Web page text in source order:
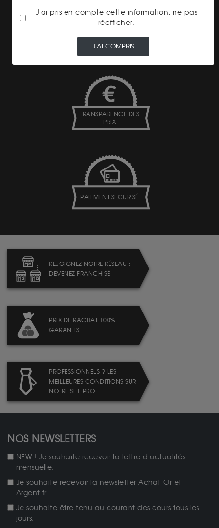
LIVRAISON ASSURÉE
TRANSPARENCE DES
PRIX
PAIEMENT SECURISÉ
REJOIGNEZ NOTRE RÉSEAU :
DEVENEZ FRANCHISÉ
PRIX DE RACHAT 100%
GARANTIS
PROFESSIONNELS ? LES
MEILLEURES CONDITIONS SUR
NOTRE SITE PRO
NOS NEWSLETTERS
NEW ! Je souhaite recevoir la lettre d'actualités
mensuelle.
Je souhaite recevoir la newsletter Achat-Or-et-
Argent.fr
Je souhaite être tenu au courant des cours tous les
jours.
J'ai pris en compte cette information, ne pas
réafficher.
J'AI COMPRIS